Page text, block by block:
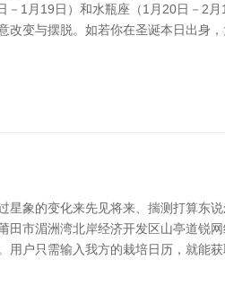
1月19日）和水瓶座（1月20日－2
变与摆脱。如若你在圣诞本日出身
象的变化来先见将来、揣测打算东
市湄洲湾北岸经济开发区山亭道锐
户只需输入我方的栽培日历，就能